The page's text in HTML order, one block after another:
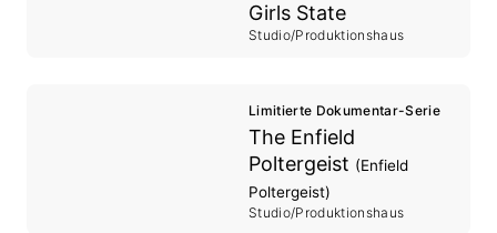
Girls State
Studio/Produktionshaus
Limitierte Dokumentar-Serie
The Enfield
Poltergeist (Enfield
Poltergeist)
Studio/Produktionshaus